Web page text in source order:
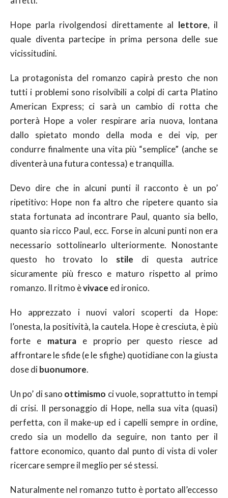
Hope parla rivolgendosi direttamente al lettore, il
quale diventa partecipe in prima persona delle sue
vicissitudini.
La protagonista del romanzo capirà presto che non
tutti i problemi sono risolvibili a colpi di carta Platino
American Express; ci sarà un cambio di rotta che
porterà Hope a voler respirare aria nuova, lontana
dallo spietato mondo della moda e dei vip, per
condurre finalmente una vita più “semplice” (anche se
diventerà una futura contessa) e tranquilla.
Devo dire che in alcuni punti il racconto è un po’
ripetitivo: Hope non fa altro che ripetere quanto sia
stata fortunata ad incontrare Paul, quanto sia bello,
quanto sia ricco Paul, ecc. Forse in alcuni punti non era
necessario sottolinearlo ulteriormente. Nonostante
questo ho trovato lo stile di questa autrice
sicuramente più fresco e maturo rispetto al primo
romanzo. Il ritmo èvivace ed ironico.
Ho apprezzato i nuovi valori scoperti da Hope:
l’onesta, la positività, la cautela. Hope è cresciuta, è più
forte e maturae proprio per questo riesce ad
affrontare le sfide (e le sfighe) quotidiane con la giusta
dose dibuonumore.
Un po’ di sano ottimismo ci vuole, soprattutto in tempi
di crisi. Il personaggio di Hope, nella sua vita (quasi)
perfetta, con il make-up ed i capelli sempre in ordine,
credo sia un modello da seguire, non tanto per il
fattore economico, quanto dal punto di vista di voler
ricercare sempre il meglio per sé stessi.
Naturalmente nel romanzo tutto è portato all’eccesso